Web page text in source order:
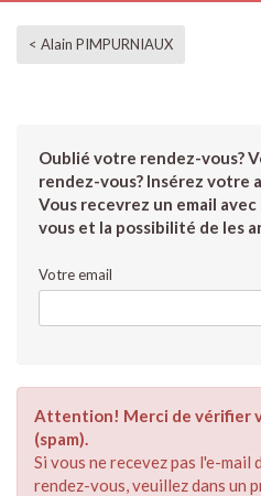
< Alain PIMPURNIAUX
Oublié votre rendez-vous?
rendez-vous? Insérez votre
Vous recevrez un email
vous et la possibilité de les
Votre email
Attention! Merci de vérifier
(spam).
Si vous ne recevez pas l'e-
rendez-vous, veuillez dans un